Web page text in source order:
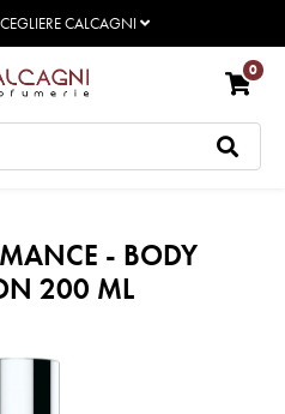
CALCAGNI
0
- BODY
200 ML